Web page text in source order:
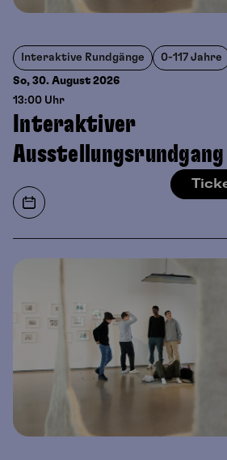
Interaktive Rundgänge 0-117 Jahre
So, 30. August 2026
13:00 Uhr
Interaktiver
Ausstellungsrundgang